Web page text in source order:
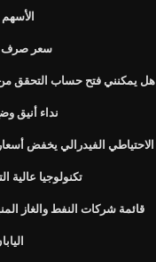
الأسهم
سعر صرف
هل يمكنني فتح حساب التحقق من
نداء أنيق
الاحتياطي الفيدرالي يخفض
تكنولوجيا عالية
قائمة شركات النفط والغاز